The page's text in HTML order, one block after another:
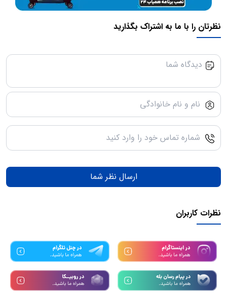
نظرتان را با ما به اشتراک بگذارید
ارسال نظر شما
نظرات کاربران